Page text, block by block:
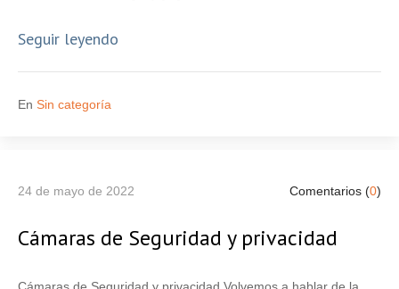
Seguir leyendo
En Sin categoría
24 de mayo de 2022 Comentarios (0)
Cámaras de Seguridad y privacidad